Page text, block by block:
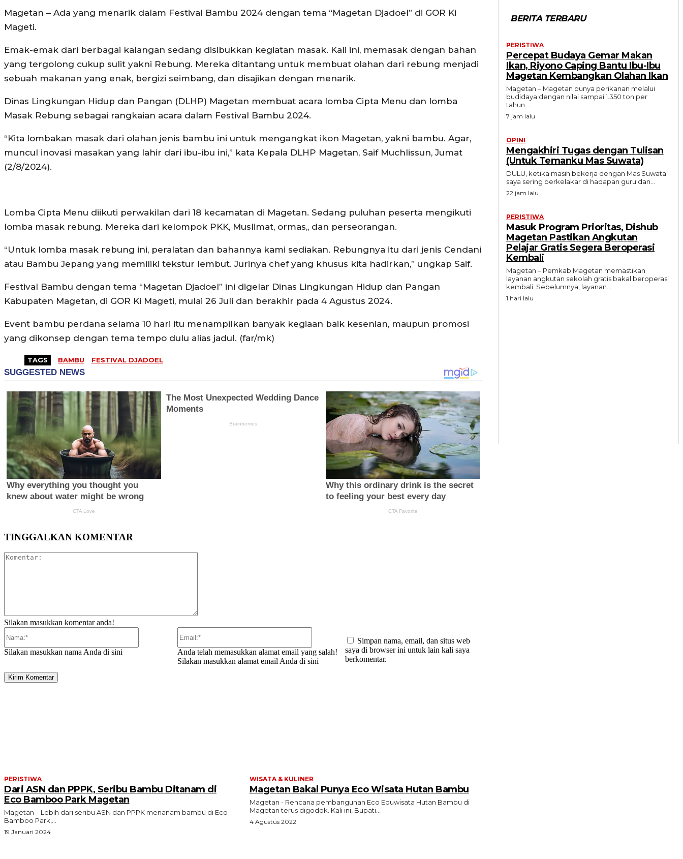
Magetan – Ada yang menarik dalam Festival Bambu 2024 dengan tema “Magetan Djadoel” di GOR Ki
Mageti.
Emak-emak dari berbagai kalangan sedang disibukkan kegiatan masak. Kali ini, memasak dengan bahan
yang tergolong cukup sulit yakni Rebung. Mereka ditantang untuk membuat olahan dari rebung menjadi
sebuah makanan yang enak, bergizi seimbang, dan disajikan dengan menarik.
Dinas Lingkungan Hidup dan Pangan (DLHP) Magetan membuat acara lomba Cipta Menu dan lomba
Masak Rebung sebagai rangkaian acara dalam Festival Bambu 2024.
“Kita lombakan masak dari olahan jenis bambu ini untuk mengangkat ikon Magetan, yakni bambu. Agar,
muncul inovasi masakan yang lahir dari ibu-ibu ini,” kata Kepala DLHP Magetan, Saif Muchlissun, Jumat
(2/8/2024).
Lomba Cipta Menu diikuti perwakilan dari 18 kecamatan di Magetan. Sedang puluhan peserta mengikuti
lomba masak rebung. Mereka dari kelompok PKK, Muslimat, ormas,, dan perseorangan.
“Untuk lomba masak rebung ini, peralatan dan bahannya kami sediakan. Rebungnya itu dari jenis Cendani
atau Bambu Jepang yang memiliki tekstur lembut. Jurinya chef yang khusus kita hadirkan,” ungkap Saif.
Festival Bambu dengan tema “Magetan Djadoel” ini digelar Dinas Lingkungan Hidup dan Pangan
Kabupaten Magetan, di GOR Ki Mageti, mulai 26 Juli dan berakhir pada 4 Agustus 2024.
Event bambu perdana selama 10 hari itu menampilkan banyak kegiaan baik kesenian, maupun promosi
yang dikonsep dengan tema tempo dulu alias jadul. (far/mk)
TAGS BAMBU FESTIVAL DJADOEL
TINGGALKAN KOMENTAR
Silakan masukkan komentar anda!
Silakan masukkan nama Anda di sini
Anda telah memasukkan alamat email yang salah!
Silakan masukkan alamat email Anda di sini
Simpan nama, email, dan situs web
saya di browser ini untuk lain kali saya
berkomentar.
BERITA TERBARU
PERISTIWA
Percepat Budaya Gemar Makan
Ikan, Riyono Caping Bantu Ibu-Ibu
Magetan Kembangkan Olahan Ikan
Magetan – Magetan punya perikanan melalui
budidaya dengan nilai sampai 1.350 ton per
tahun....
7 jam lalu
OPINI
Mengakhiri Tugas dengan Tulisan
(Untuk Temanku Mas Suwata)
DULU, ketika masih bekerja dengan Mas Suwata
saya sering berkelakar di hadapan guru dan...
22 jam lalu
PERISTIWA
Masuk Program Prioritas, Dishub
Magetan Pastikan Angkutan
Pelajar Gratis Segera Beroperasi
Kembali
Magetan – Pemkab Magetan memastikan
layanan angkutan sekolah gratis bakal beroperasi
kembali. Sebelumnya, layanan...
1 hari lalu
PERISTIWA
Dari ASN dan PPPK, Seribu Bambu Ditanam di
Eco Bamboo Park Magetan
Magetan – Lebih dari seribu ASN dan PPPK menanam bambu di Eco
Bamboo Park,...
19 Januari 2024
WISATA & KULINER
Magetan Bakal Punya Eco Wisata Hutan Bambu
Magetan - Rencana pembangunan Eco Eduwisata Hutan Bambu di
Magetan terus digodok. Kali ini, Bupati...
4 Agustus 2022